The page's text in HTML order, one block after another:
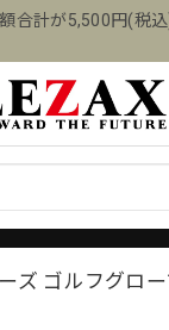
合計が5,500円(税
ズ ゴルフグロ